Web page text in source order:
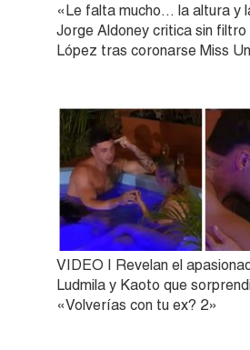
«Le falta mucho… la altura y
Jorge Aldoney critica sin filtro
López tras coronarse Miss
VIDEO | Revelan el
Ludmila y Kaoto que
«Volverías con tu ex? 2»